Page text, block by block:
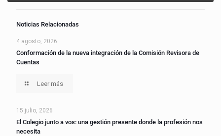
Noticias Relacionadas
4 agosto, 2026
Conformación de la nueva integración de la Comisión Revisora de
Cuentas
Leer más
15 julio, 2026
El Colegio junto a vos: una gestión presente donde la profesión nos
necesita